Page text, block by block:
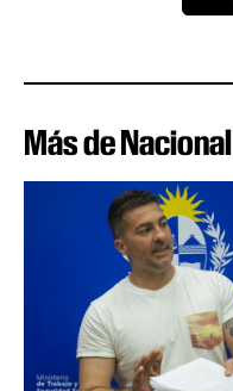
Más de Nacional